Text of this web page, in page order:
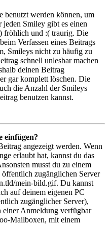
benutzt werden können, um
Smiley gibt es einen
fröhlich und :( traurig. Die
Verfassen eines Beitrags
Smileys nicht zu häufig zu
schnell unlesbar machen
deinen Beitrag
gar komplett löschen. Die
die Anzahl der Smileys
benutzen kannst.
einfügen?
angezeigt werden. Wenn
erlaubt hat, kannst du das
musst du zu einem
zugänglichen Server
mein-bild.gif. Du kannst
auf deinem eigenen PC
zugänglicher Server),
Anmeldung verfügbar
Mailboxen, mit einem